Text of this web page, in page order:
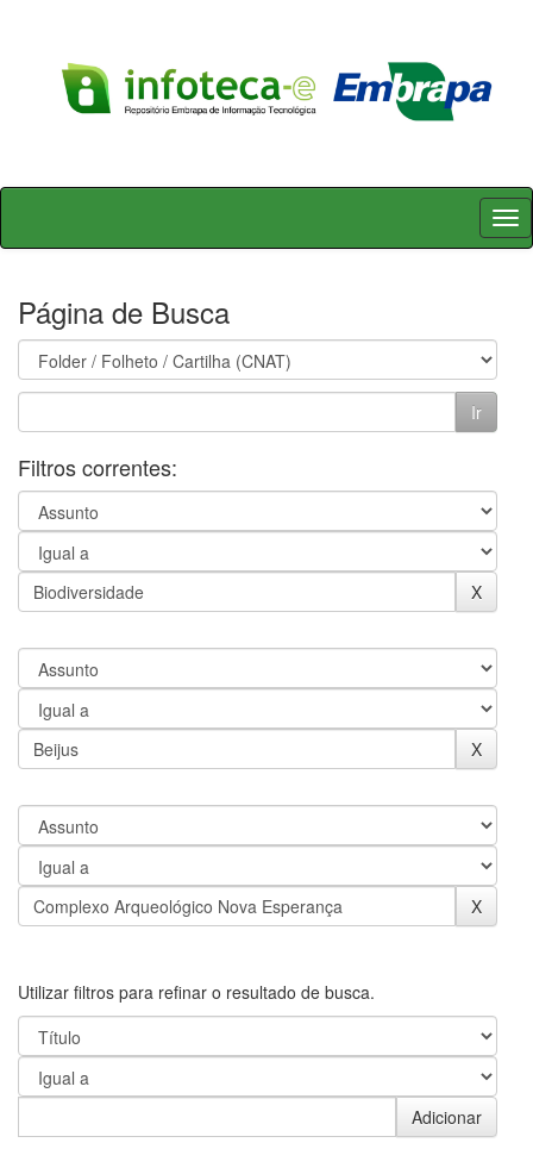
Skip
Página de Busca
Filtros correntes:
Utilizar filtros para refinar o resultado de busca.